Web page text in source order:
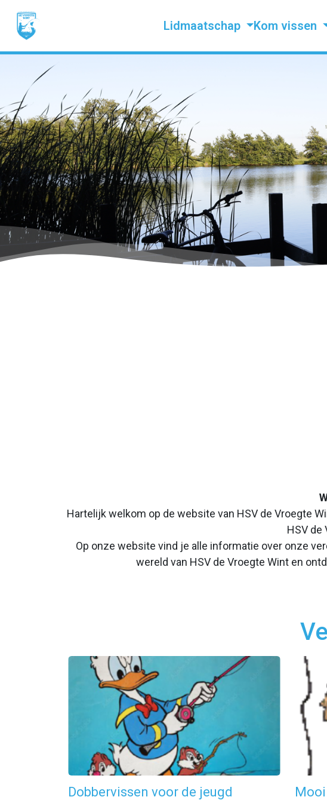
Lidmaatschap Kom vissen
Hartelijk welkom op de website van HSV de Vroegte
HSV de
Op onze website vind je alle informatie over onze
wereld van HSV de Vroegte Wint en
Dobbervissen voor de jeugd